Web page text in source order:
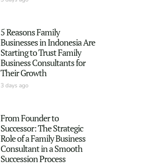
5 Reasons Family
Businesses in Indonesia Are
Starting to Trust Family
Business Consultants for
Their Growth
3 days ago
From Founder to
Successor: The Strategic
Role of a Family Business
Consultant in a Smooth
Succession Process